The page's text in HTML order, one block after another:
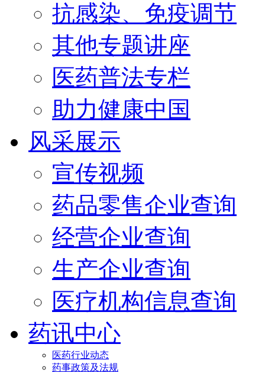
抗感染、免疫调节
其他专题讲座
医药普法专栏
助力健康中国
风采展示
宣传视频
药品零售企业查询
经营企业查询
生产企业查询
医疗机构信息查询
药讯中心
医药行业动态
药事政策及法规